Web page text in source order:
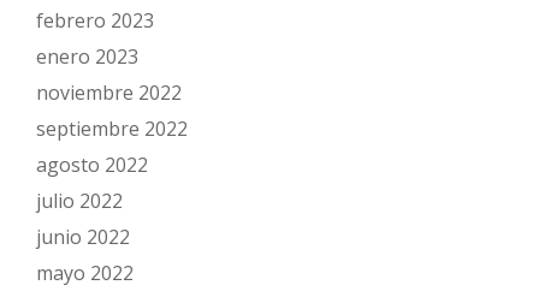
febrero 2023
enero 2023
noviembre 2022
septiembre 2022
agosto 2022
julio 2022
junio 2022
mayo 2022